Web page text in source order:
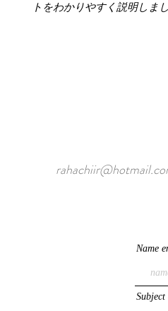
トをわかりやすく説明しまし
Name